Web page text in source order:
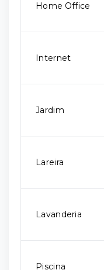
Home Office
Internet
Jardim
Lareira
Lavanderia
Piscina